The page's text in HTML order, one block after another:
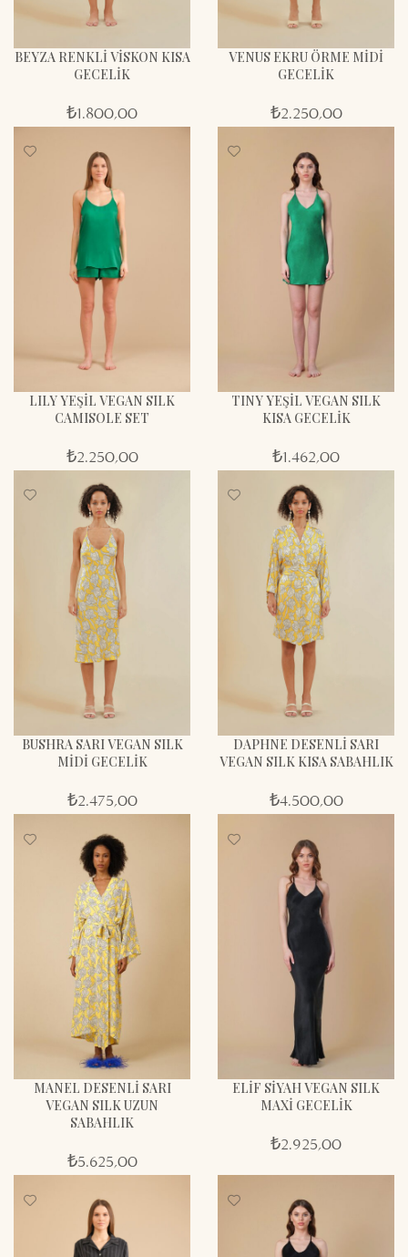
BEYZA RENKLİ VİSKON KISA
GECELİK
₺1.800,00
VENUS EKRU ÖRME MİDİ
GECELİK
₺2.250,00
LILY YEŞİL VEGAN SILK
CAMISOLE SET
₺2.250,00
TINY YEŞİL VEGAN SILK
KISA GECELİK
₺1.462,00
BUSHRA SARI VEGAN SILK
MİDİ GECELİK
₺2.475,00
DAPHNE DESENLİ SARI
VEGAN SILK KISA SABAHLIK
₺4.500,00
MANEL DESENLİ SARI
VEGAN SILK UZUN
SABAHLIK
₺5.625,00
ELİF SİYAH VEGAN SILK
MAXİ GECELİK
₺2.925,00